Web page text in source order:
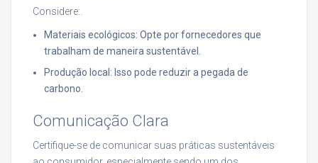
Considere:.
Materiais ecológicos: Opte por fornecedores que
trabalham de maneira sustentável.
Produção local: Isso pode reduzir a pegada de
carbono.
Comunicação Clara
Certifique-se de comunicar suas práticas sustentáveis